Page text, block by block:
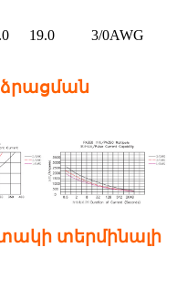
19.0 3/0AWG
տերմինալի